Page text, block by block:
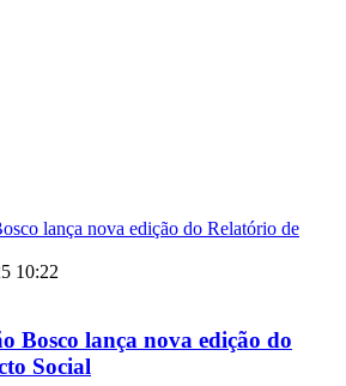
10:22
Bosco lança nova edição do
Social